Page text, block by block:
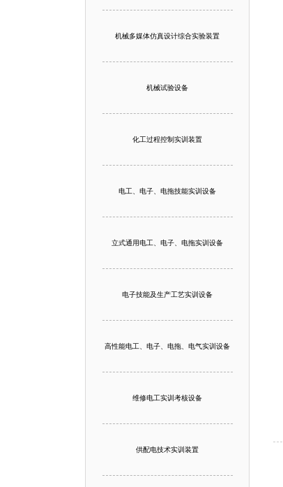
机械多媒体仿真设计综合实验装置
机械试验设备
化工过程控制实训装置
电工、电子、电拖技能实训设备
立式通用电工、电子、电拖实训设备
电子技能及生产工艺实训设备
高性能电工、电子、电拖、电气实训设备
维修电工实训考核设备
供配电技术实训装置